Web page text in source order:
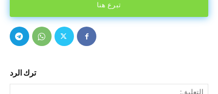
تبرع هنا
ترك الرد